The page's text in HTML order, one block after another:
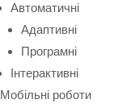
Автоматичні
Адаптивні
Програмні
Інтерактивні
Мобільні роботи